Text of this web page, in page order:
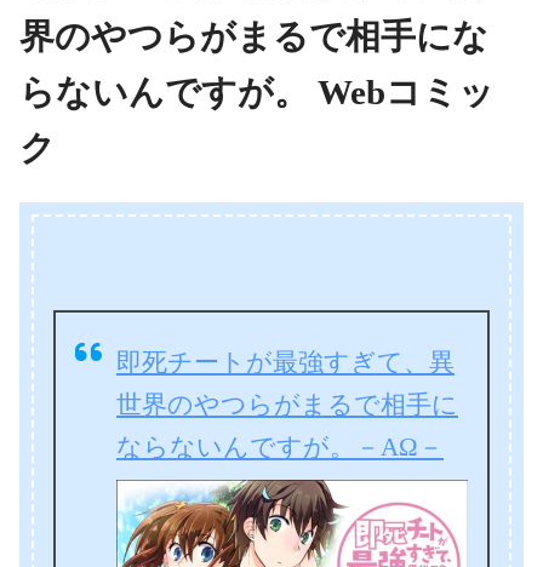
界のやつらがまるで相手にな
らないんですが。 Webコミッ
ク
即死チートが最強すぎて、異
世界のやつらがまるで相手に
ならないんですが。－ΑΩ－